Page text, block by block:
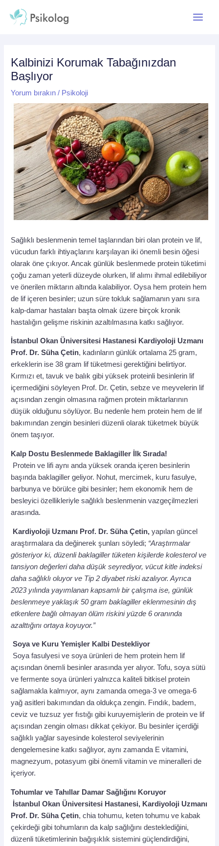
atla
Kalbinizi Korumak Tabağınızdan
Başlıyor
Yorum bırakın / Psikoloji
Sağlıklı beslenmenin temel taşlarından biri olan protein ve lif,
vücudun farklı ihtiyaçlarını karşılayan iki önemli besin öğesi
olarak öne çıkıyor. Ancak günlük beslenmede protein tüketimi
çoğu zaman yeterli düzeyde olurken, lif alımı ihmal edilebiliyor
ve önerilen miktarın altında kalabiliyor. Oysa hem protein hem
de lif içeren besinler; uzun süre tokluk sağlamanın yanı sıra
kalp-damar hastaları başta olmak üzere birçok kronik
hastalığın gelişme riskinin azaltılmasına katkı sağlıyor.
İstanbul Okan Üniversitesi Hastanesi Kardiyoloji Uzmanı
Prof. Dr. Süha Çetin, kadınların günlük ortalama 25 gram,
erkeklerin ise 38 gram lif tüketmesi gerektiğini belirtiyor.
Kırmızı et, tavuk ve balık gibi yüksek proteinli besinlerin lif
içermediğini söyleyen Prof. Dr. Çetin, sebze ve meyvelerin lif
açısından zengin olmasına rağmen protein miktarlarının
düşük olduğunu söylüyor. Bu nedenle hem protein hem de lif
bakımından zengin besinleri düzenli olarak tüketmek büyük
önem taşıyor.
Kalp Dostu Beslenmede Baklagiller İlk Sırada!
Protein ve lifi aynı anda yüksek oranda içeren besinlerin
başında baklagiller geliyor. Nohut, mercimek, kuru fasulye,
barbunya ve börülce gibi besinler; hem ekonomik hem de
besleyici özellikleriyle sağlıklı beslenmenin vazgeçilmezleri
arasında.
Kardiyoloji Uzmanı Prof. Dr. Süha Çetin, yapılan güncel
araştırmalara da değinerek şunları söyledi; “Araştırmalar
gösteriyor ki, düzenli baklagiller tüketen kişilerde kolesterol ve
tansiyon değerleri daha düşük seyrediyor, vücut kitle indeksi
daha sağlıklı oluyor ve Tip 2 diyabet riski azalıyor. Ayrıca
2023 yılında yayımlanan kapsamlı bir çalışma ise, günlük
beslenmeye yaklaşık 50 gram baklagiller eklenmesinin dış
etkenlere bağlı olmayan ölüm riskini yüzde 6 oranında
azalttığını ortaya koyuyor.”
Soya ve Kuru Yemişler Kalbi Destekliyor
Soya fasulyesi ve soya ürünleri de hem protein hem lif
açısından önemli besinler arasında yer alıyor. Tofu, soya sütü
ve fermente soya ürünleri yalnızca kaliteli bitkisel protein
sağlamakla kalmıyor, aynı zamanda omega-3 ve omega-6
yağ asitleri bakımından da oldukça zengin. Fındık, badem,
ceviz ve tuzsuz yer fıstığı gibi kuruyemişlerin de protein ve lif
açısından zengin olması dikkat çekiyor. Bu besinler içerdiği
sağlıklı yağlar sayesinde kolesterol seviyelerinin
dengelemesine katkı sağlıyor, aynı zamanda E vitamini,
magnezyum, potasyum gibi önemli vitamin ve mineralleri de
içeriyor.
Tohumlar ve Tahıllar Damar Sağlığını Koruyor
İstanbul Okan Üniversitesi Hastanesi, Kardiyoloji Uzmanı
Prof. Dr. Süha Çetin, chia tohumu, keten tohumu ve kabak
çekirdeği gibi tohumların da kalp sağlığını desteklediğini,
düzenli tüketimlerinin bağışıklık sistemini güçlendirdiğini,
dolaşımı